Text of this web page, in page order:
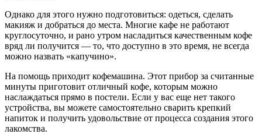
Однако для этого нужно подготовиться: одеться, сделать
макияж и добраться до места. Многие кафе не работают
круглосуточно, и рано утром насладиться качественным кофе
вряд ли получится — то, что доступно в это время, не всегда
можно назвать «капучино».
На помощь приходит кофемашина. Этот прибор за считанные
минуты приготовит отличный кофе, которым можно
наслаждаться прямо в постели. Если у вас еще нет такого
устройства, вы можете самостоятельно сварить крепкий
напиток и получить удовольствие от процесса создания этого
лакомства.